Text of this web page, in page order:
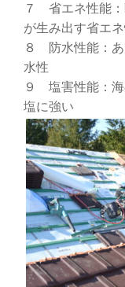
７ 省エネ性能：
が生み出す省エ
８ 防水性能：あ
水性
９ 塩害性能：海
塩に強い